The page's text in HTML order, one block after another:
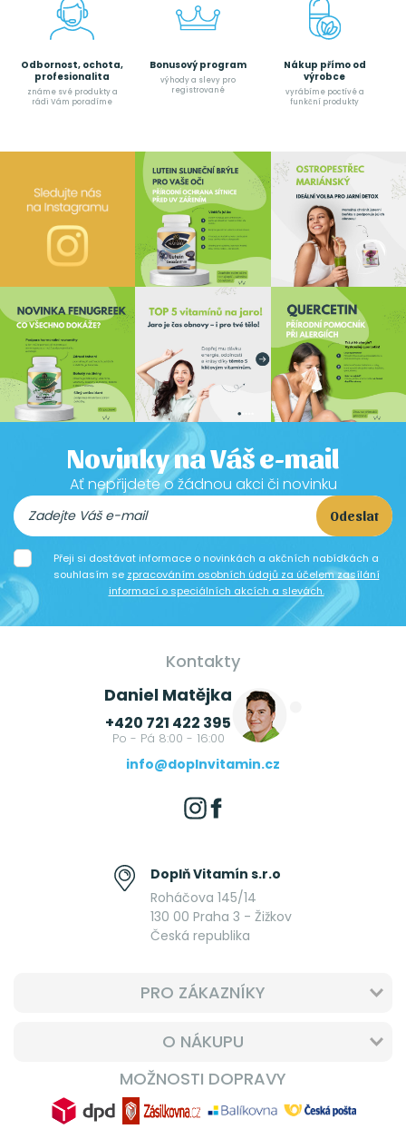
Odbornost, ochota,
profesionalita
známe své produkty a
rádi Vám poradíme
Bonusový program
výhody a slevy pro
registrované
Nákup přímo od
výrobce
vyrábíme poctívé a
funkční produkty
Novinky na Váš e-mail
Ať nepřijdete o žádnou akci či novinku
Odeslat
Přeji si dostávat informace o novinkách a akčních nabídkách a
souhlasím se zpracováním osobních údajů za účelem zasílání
informací o speciálních akcích a slevách.
Kontakty
Daniel Matějka
+420 721 422 395
Po - Pá 8:00 - 16:00
info@doplnvitamin.cz
Doplň Vitamín s.r.o
Roháčova 145/14
130 00 Praha 3 - Žižkov
Česká republika
PRO ZÁKAZNÍKY
O NÁKUPU
MOŽNOSTI DOPRAVY